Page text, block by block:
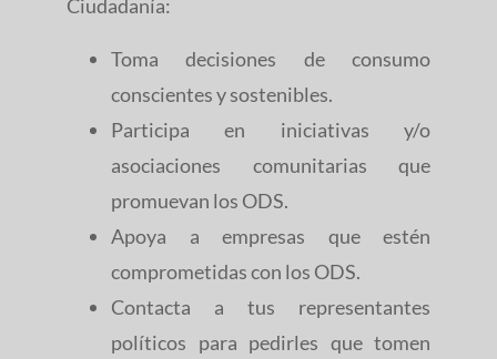
Ciudadanía:
Toma decisiones de consumo
conscientes y sostenibles.
Participa en iniciativas y/o
asociaciones comunitarias que
promuevan los ODS.
Apoya a empresas que estén
comprometidas con los ODS.
Contacta a tus representantes
políticos para pedirles que tomen